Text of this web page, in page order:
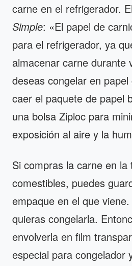
carne en el refrigerador.
Simple: «El papel de
para el refrigerador, ya
almacenar carne durante
deseas congelar en
caer el paquete de papel
una bolsa Ziploc para
exposición al aire y la
Si compras la carne en la
comestibles, puedes
empaque en el que
quieras congelarla.
envolverla en film
especial para congelador